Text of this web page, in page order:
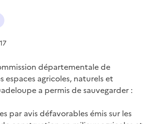
départementale de
espaces agricoles, naturels et
a permis de sauvegarder :
par avis défavorables émis sur les